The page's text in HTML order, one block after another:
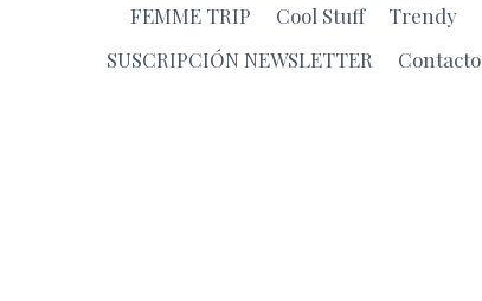
FEMME TRIP
Cool Stuff
Trendy
SUSCRIPCIÓN NEWSLETTER
Contacto